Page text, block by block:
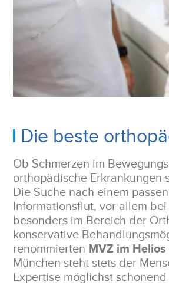
Die beste
Ob Schmerzen im
orthopädische Erkrankungen
Die Suche nach einem
Informationsflut, vor allem
besonders im Bereich der
konservative
renommierten MVZ im Helios
München steht stets der
Expertise möglichst